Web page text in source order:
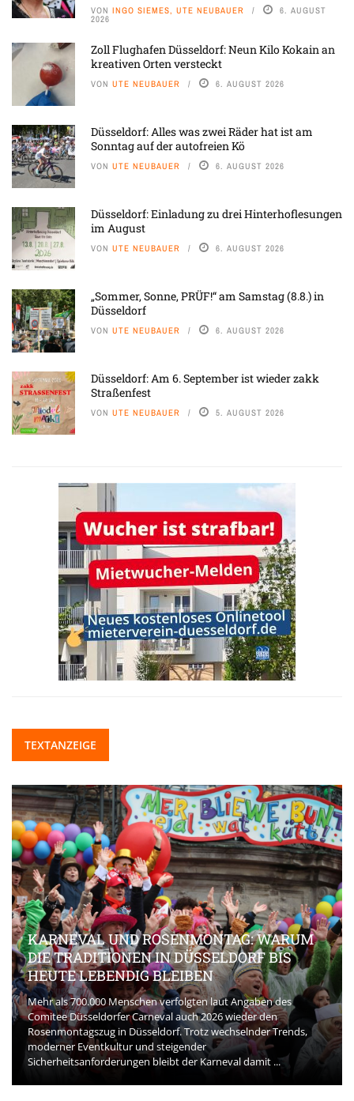
VON INGO SIEMES, UTE NEUBAUER 6. AUGUST
2026
Zoll Flughafen Düsseldorf: Neun Kilo Kokain an
kreativen Orten versteckt
VON UTE NEUBAUER 6. AUGUST 2026
Düsseldorf: Alles was zwei Räder hat ist am
Sonntag auf der autofreien Kö
VON UTE NEUBAUER 6. AUGUST 2026
Düsseldorf: Einladung zu drei Hinterhoflesungen
im August
VON UTE NEUBAUER 6. AUGUST 2026
„Sommer, Sonne, PRÜF!“ am Samstag (8.8.) in
Düsseldorf
VON UTE NEUBAUER 6. AUGUST 2026
Düsseldorf: Am 6. September ist wieder zakk
Straßenfest
VON UTE NEUBAUER 5. AUGUST 2026
TEXTANZEIGE
KARNEVAL UND ROSENMONTAG: WARUM
DIE TRADITIONEN IN DÜSSELDORF BIS
HEUTE LEBENDIG BLEIBEN
Mehr als 700.000 Menschen verfolgten laut Angaben des
Comitee Düsseldorfer Carneval auch 2026 wieder den
Rosenmontagszug in Düsseldorf. Trotz wechselnder Trends,
moderner Eventkultur und steigender
Sicherheitsanforderungen bleibt der Karneval damit ...